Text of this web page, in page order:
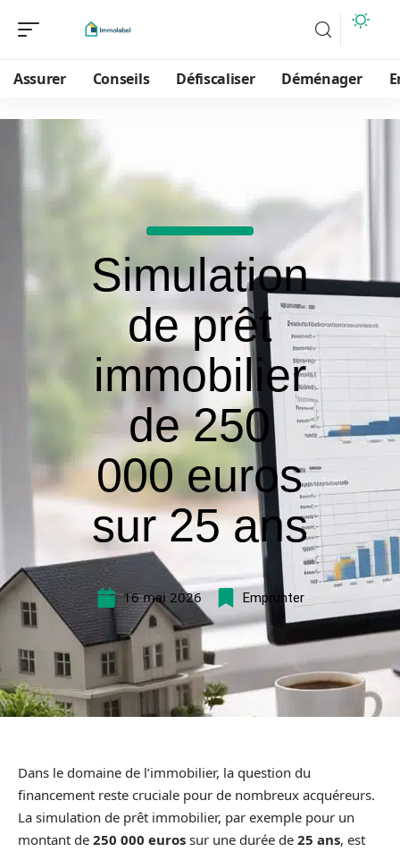
Assurer Conseils Défiscaliser Déménager
Simulation
de prêt
immobilier
de 250
000 euros
sur 25 ans
16 mai 2026 Emprunter
Dans le domaine de l’immobilier, la question du
financement reste cruciale pour de nombreux acquéreurs.
La simulation de prêt immobilier, par exemple pour un
montant de 250 000 euros sur une durée de 25 ans, est